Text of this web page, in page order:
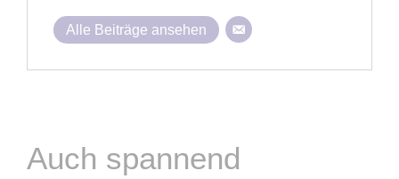
Alle Beiträge ansehen
Auch spannend